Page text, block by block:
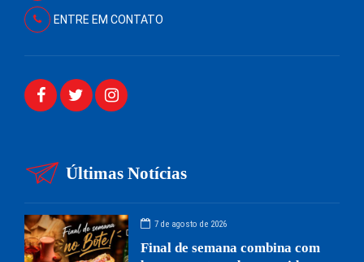
ENTRE EM CONTATO
Últimas Notícias
7 de agosto de 2026
Final de semana combina com